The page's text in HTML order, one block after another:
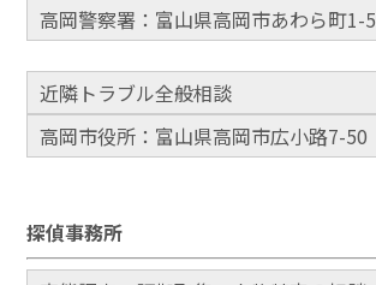
高岡警察署：富山県高岡市あわら町1-5
近隣トラブル全般相談
高岡市役所：富山県高岡市広小路7-50
探偵事務所